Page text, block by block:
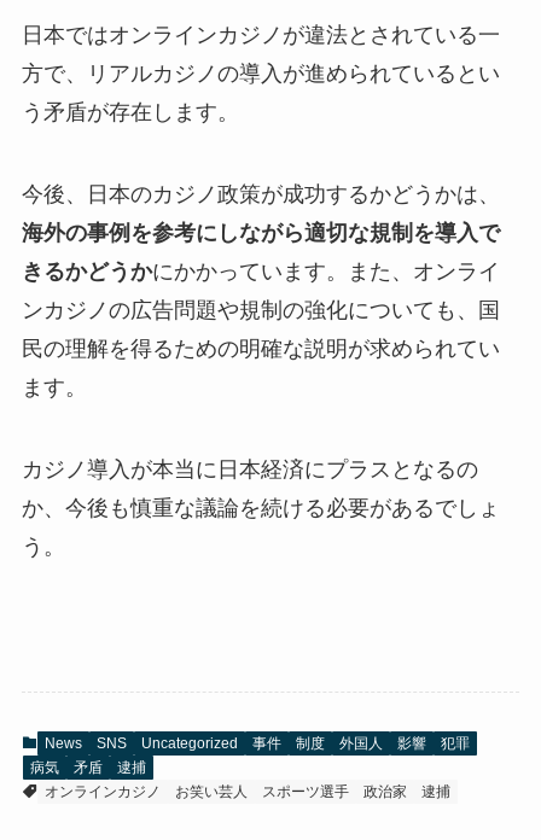
日本ではオンラインカジノが違法とされている一
方で、リアルカジノの導入が進められているとい
う矛盾が存在します。
今後、日本のカジノ政策が成功するかどうかは、
海外の事例を参考にしながら適切な規制を導入で
きるかどうかにかかっています。また、オンライ
ンカジノの広告問題や規制の強化についても、国
民の理解を得るための明確な説明が求められてい
ます。
カジノ導入が本当に日本経済にプラスとなるの
か、今後も慎重な議論を続ける必要があるでしょ
う。
News SNS Uncategorized 事件 制度 外国人 影響
犯罪
病気
矛盾
逮捕
オンラインカジノ
お笑い芸人 スポーツ選手 政治家 逮捕